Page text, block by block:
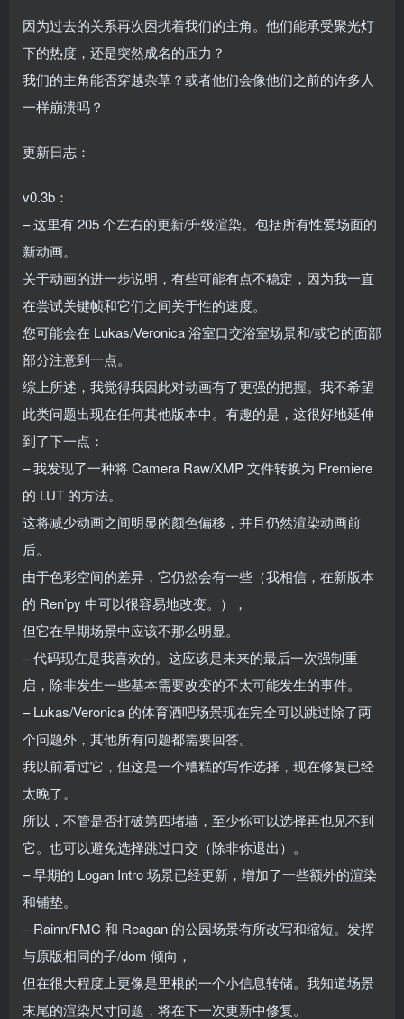
因为过去的关系再次困扰着我们的主角。他们能承受聚光灯
下的热度，还是突然成名的压力？
我们的主角能否穿越杂草？或者他们会像他们之前的许多人
一样崩溃吗？
更新日志：
v0.3b：
– 这里有 205 个左右的更新/升级渲染。包括所有性爱场面的
新动画。
关于动画的进一步说明，有些可能有点不稳定，因为我一直
在尝试关键帧和它们之间关于性的速度。
您可能会在 Lukas/Veronica 浴室口交浴室场景和/或它的面部
部分注意到一点。
综上所述，我觉得我因此对动画有了更强的把握。我不希望
此类问题出现在任何其他版本中。有趣的是，这很好地延伸
到了下一点：
– 我发现了一种将 Camera Raw/XMP 文件转换为 Premiere
的 LUT 的方法。
这将减少动画之间明显的颜色偏移，并且仍然渲染动画前
后。
由于色彩空间的差异，它仍然会有一些（我相信，在新版本
的 Ren’py 中可以很容易地改变。），
但它在早期场景中应该不那么明显。
– 代码现在是我喜欢的。这应该是未来的最后一次强制重
启，除非发生一些基本需要改变的不太可能发生的事件。
– Lukas/Veronica 的体育酒吧场景现在完全可以跳过除了两
个问题外，其他所有问题都需要回答。
我以前看过它，但这是一个糟糕的写作选择，现在修复已经
太晚了。
所以，不管是否打破第四堵墙，至少你可以选择再也见不到
它。也可以避免选择跳过口交（除非你退出）。
– 早期的 Logan Intro 场景已经更新，增加了一些额外的渲染
和铺垫。
– Rainn/FMC 和 Reagan 的公园场景有所改写和缩短。发挥
与原版相同的子/dom 倾向，
但在很大程度上更像是里根的一个小信息转储。我知道场景
末尾的渲染尺寸问题，将在下一次更新中修复。